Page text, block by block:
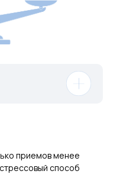
приемов менее
способ